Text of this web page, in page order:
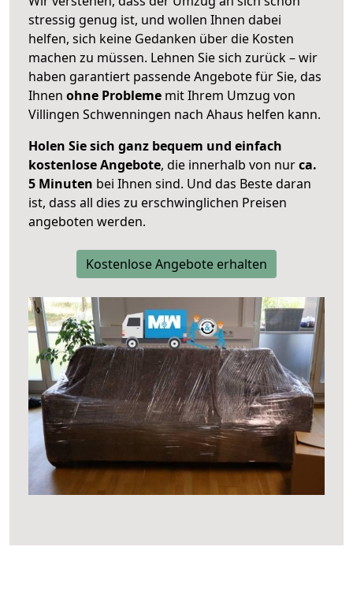
stressig genug ist, und wollen Ihnen dabei
helfen, sich keine Gedanken über die Kosten
machen zu müssen. Lehnen Sie sich zurück – wir
haben garantiert passende Angebote für Sie, das
Ihnen ohne Probleme mit Ihrem Umzug von
Villingen Schwenningen nach Ahaus helfen kann.
Holen Sie sich ganz bequem und einfach
kostenlose Angebote, die innerhalb von nurca.
5 Minuten bei Ihnen sind. Und das Beste daran
ist, dass all dies zu erschwinglichen Preisen
angeboten werden.
Kostenlose Angebote erhalten